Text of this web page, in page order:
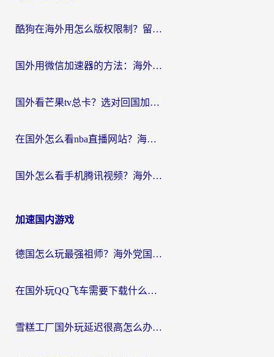
酷狗在海外用怎么版权限制？留学生亲测：3步解决听国内音乐难题
国外用微信加速器的方法：海外党无缝连接国内生活的实用指南
国外看芒果tv总卡？选对回国加速器，轻松追《浪姐》不费劲
在国外怎么看nba直播网站？海外党专属体育观赛指南，告别地区限制！
国外怎么看手机腾讯视频？海外党亲测有效的追剧加速器选择指南
加速国内游戏
德国怎么玩最强祖师？海外党国服游戏加速器选择全攻略（附宝可梦Online实测）
在国外玩QQ飞车需要下载什么加速器呢？海外党亲测有效的国服游戏加速指南
雪糕工厂国外玩延迟很高怎么办？海外玩家国服游戏加速终极攻略（附实测推荐）